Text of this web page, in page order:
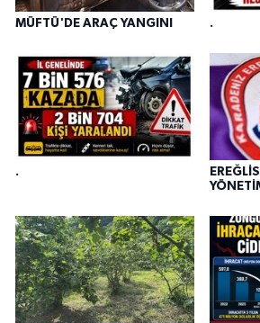
MÜFTÜ'DE ARAÇ YANGINI .
.